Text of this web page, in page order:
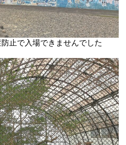
止で入場できませんでした